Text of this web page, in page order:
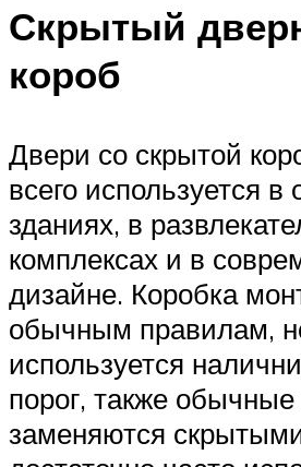
Скрытый
короб
Двери со скрытой
всего используется
зданиях, в
комплексах и в
дизайне. Коробка
обычным правилам,
используется
порог, также обычные
заменяются